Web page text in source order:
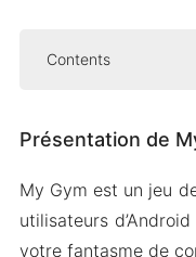
Contents
Présentation de
My Gym est un jeu
utilisateurs
votre fantasme de